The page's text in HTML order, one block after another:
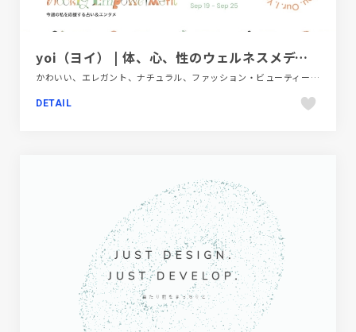
yoi（ヨイ） | 体、心、性のウェルネスメディア
かわいい、エレガント、ナチュラル、ファッション・ビューティー、ベージュ・ゴールド系、メディアサイト、医療・ヘルスケア
DETAIL